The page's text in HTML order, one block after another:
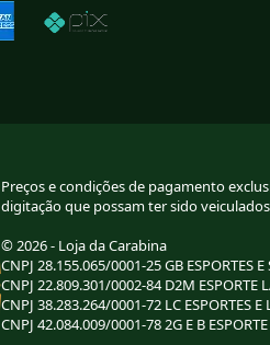
Preços e condições de pagamento
digitação que possam ter sido
© 2026 - Loja da Carabina
CNPJ 28.155.065/0001-25 GB ESPORTES
CNPJ 22.809.301/0002-84 D2M ESPORTE
CNPJ 38.283.264/0001-72 LC ESPORTES E
CNPJ 42.084.009/0001-78 2G E B